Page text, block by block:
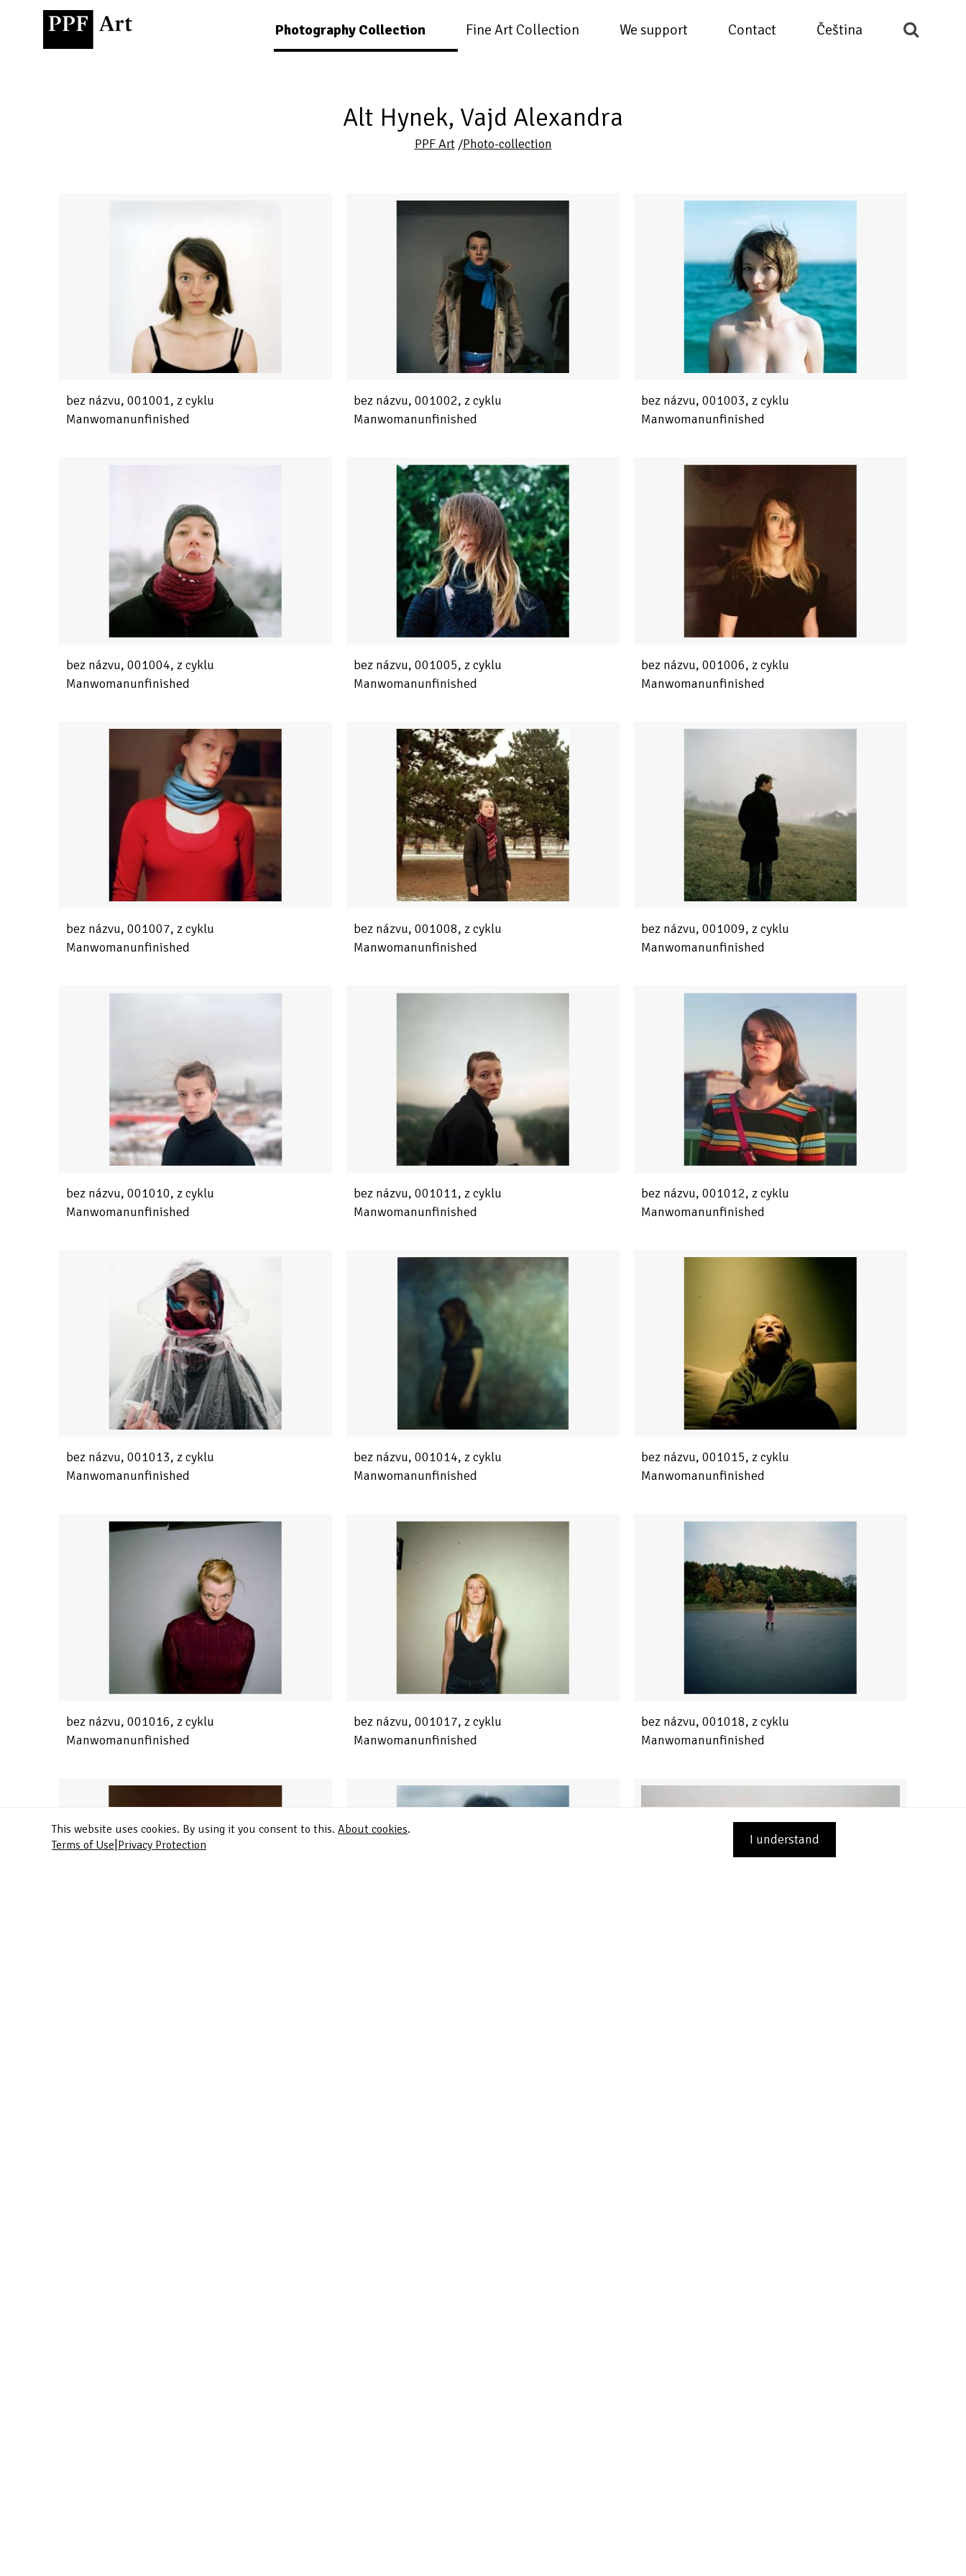
Photography Collection Fine Art Collection We support Contact Čeština
Alt Hynek, Vajd Alexandra
PPF Art/Photo-collection
bez názvu, 001001, z cyklu
Manwomanunfinished
bez názvu, 001002, z cyklu
Manwomanunfinished
bez názvu, 001003, z cyklu
Manwomanunfinished
bez názvu, 001004, z cyklu
Manwomanunfinished
bez názvu, 001005, z cyklu
Manwomanunfinished
bez názvu, 001006, z cyklu
Manwomanunfinished
bez názvu, 001007, z cyklu
Manwomanunfinished
bez názvu, 001008, z cyklu
Manwomanunfinished
bez názvu, 001009, z cyklu
Manwomanunfinished
bez názvu, 001010, z cyklu
Manwomanunfinished
bez názvu, 001011, z cyklu
Manwomanunfinished
bez názvu, 001012, z cyklu
Manwomanunfinished
bez názvu, 001013, z cyklu
Manwomanunfinished
bez názvu, 001014, z cyklu
Manwomanunfinished
bez názvu, 001015, z cyklu
Manwomanunfinished
bez názvu, 001016, z cyklu
Manwomanunfinished
bez názvu, 001017, z cyklu
Manwomanunfinished
bez názvu, 001018, z cyklu
Manwomanunfinished
This website uses cookies. By using it you consent to this. About cookies.
Terms of Use|Privacy Protection I understand